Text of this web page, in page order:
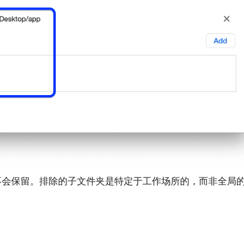
保留。排除的子文件夹是特定于工作场所的，而非全局的